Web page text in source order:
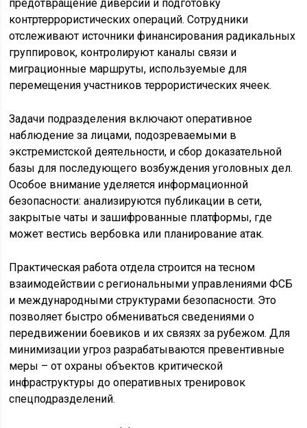
предотвращение диверсий и подготовку
контртеррористических операций. Сотрудники
отслеживают источники финансирования радикальных
группировок, контролируют каналы связи и
миграционные маршруты, используемые для
перемещения участников террористических ячеек.
Задачи подразделения включают оперативное
наблюдение за лицами, подозреваемыми в
экстремистской деятельности, и сбор доказательной
базы для последующего возбуждения уголовных дел.
Особое внимание уделяется информационной
безопасности: анализируются публикации в сети,
закрытые чаты и зашифрованные платформы, где
может вестись вербовка или планирование атак.
Практическая работа отдела строится на тесном
взаимодействии с региональными управлениями ФСБ
и международными структурами безопасности. Это
позволяет быстро обмениваться сведениями о
передвижении боевиков и их связях за рубежом. Для
минимизации угроз разрабатываются превентивные
меры – от охраны объектов критической
инфраструктуры до оперативных тренировок
спецподразделений.